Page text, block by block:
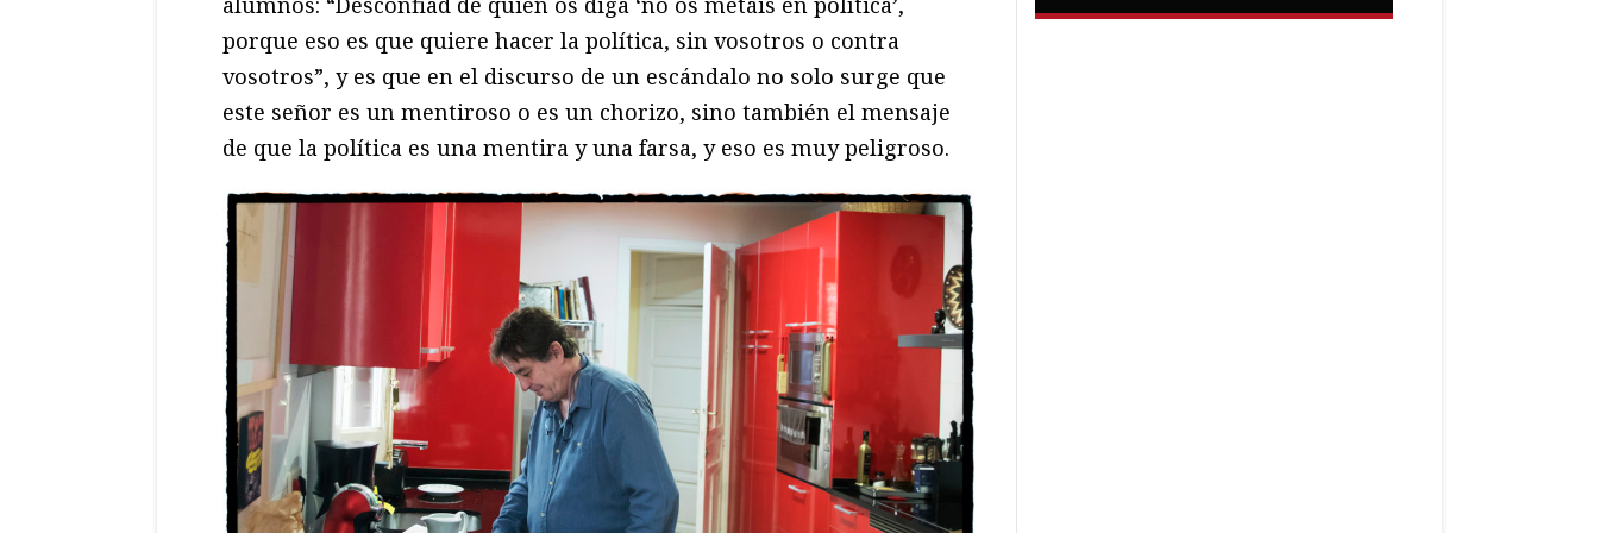
porque eso es que quiere hacer la política, sin vosotros o contra
vosotros”, y es que en el discurso de un escándalo no solo surge que
este señor es un mentiroso o es un chorizo, sino también el mensaje
de que la política es una mentira y una farsa, y eso es muy peligroso.